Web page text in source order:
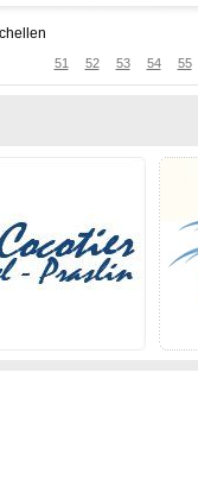
51 52 53 54 55